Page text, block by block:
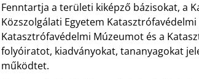
Fenntartja a területi kiképző bázisokat, a
Közszolgálati Egyetem
Katasztrófavédelmi Múzeumot és a
folyóiratot, kiadványokat, tananyagokat
működtet.